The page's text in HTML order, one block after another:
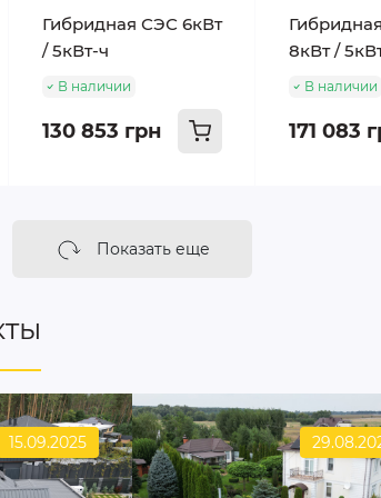
Гибридная СЭС 6кВт
/ 5кВт-ч
В наличии
130 853 грн
8кВт /
В наличии
171 083
Показать еще
15.09.2025